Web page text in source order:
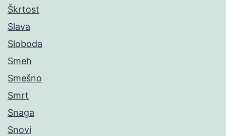
Škrtost
Slava
Sloboda
Smeh
Smešno
Smrt
Snaga
Snovi